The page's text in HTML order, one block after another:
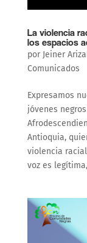
La violencia
los espacios
por Jeiner
Comunicados
Expresamos
jóvenes
Antioquia,
violencia
voz es